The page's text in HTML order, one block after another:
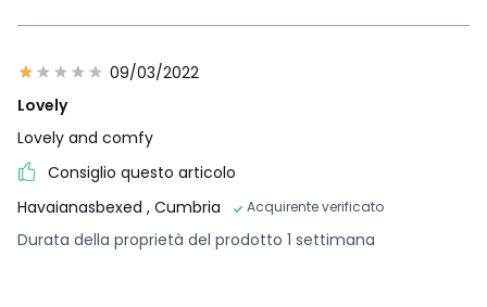
09/03/2022
Lovely
Lovely and comfy
Consiglio questo articolo
Havaianasbexed , Cumbria Acquirente verificato
Durata della proprietà del prodotto 1 settimana